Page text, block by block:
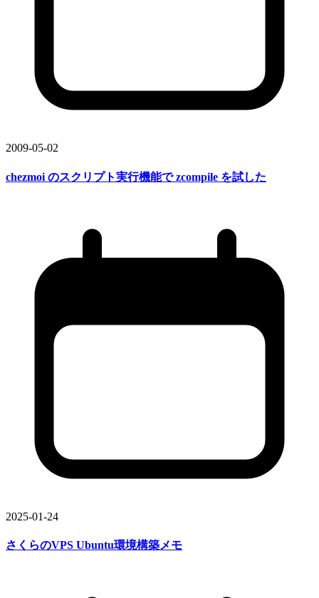
2009-05-02
chezmoi のスクリプト実行機能でzcompile を試した
2025-01-24
さくらのVPS Ubuntu環境構築メモ